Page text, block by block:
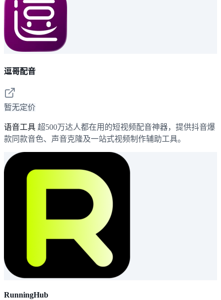
逗哥配音
暂无定价
语音工具 超500万达人都在用的短视频配音神器，提供抖音爆
款同款音色、声音克隆及一站式视频制作辅助工具。
RunningHub